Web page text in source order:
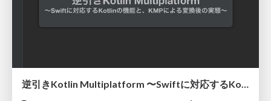
逆引きKotlin Multiplatform 〜Swiftに対応するKotlinの機能と、KMPによる変換後の実態〜